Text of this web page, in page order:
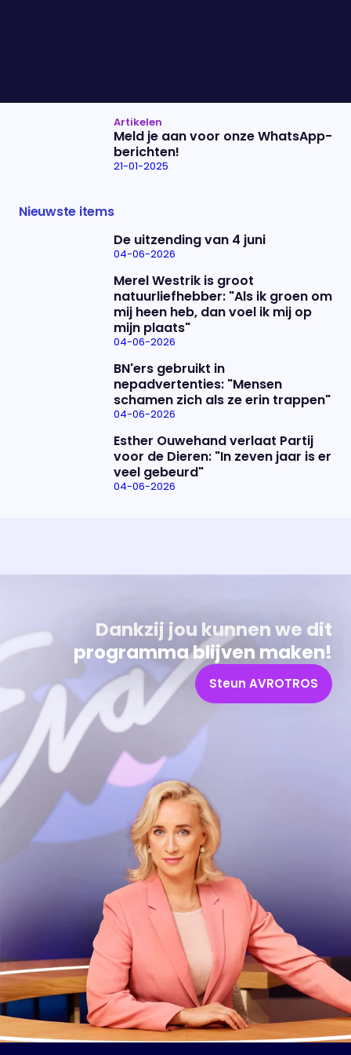
Artikelen
Meld je aan voor onze WhatsApp-
berichten!
21-01-2025
Nieuwste items
De uitzending van 4 juni
04-06-2026
Merel Westrik is groot
natuurliefhebber: "Als ik groen om
mij heen heb, dan voel ik mij op
mijn plaats"
04-06-2026
BN'ers gebruikt in
nepadvertenties: "Mensen
schamen zich als ze erin trappen"
04-06-2026
Esther Ouwehand verlaat Partij
voor de Dieren: "In zeven jaar is er
veel gebeurd"
04-06-2026
Dankzij jou kunnen we dit
programma blijven maken!
Steun AVROTROS